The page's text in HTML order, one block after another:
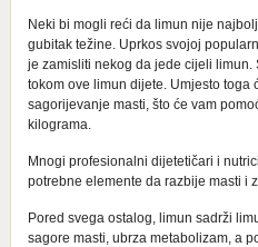
Neki bi mogli reći da limun nije
gubitak težine. Uprkos svojoj
je zamisliti nekog da jede cijeli limun.
tokom ove limun dijete. Umjesto toga
sagorijevanje masti, što će vam
kilograma.
Mnogi profesionalni dijetetičari i
potrebne elemente da razbije masti i
Pored svega ostalog, limun sadrži
sagore masti, ubrza metabolizam, a